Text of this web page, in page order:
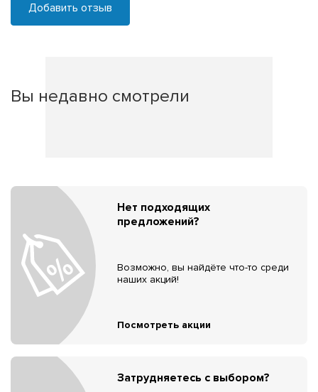
Добавить отзыв
Вы недавно смотрели
Нет подходящих
предложений?
Возможно, вы найдёте что-то среди
наших акций!
Посмотреть акции
Затрудняетесь с выбором?